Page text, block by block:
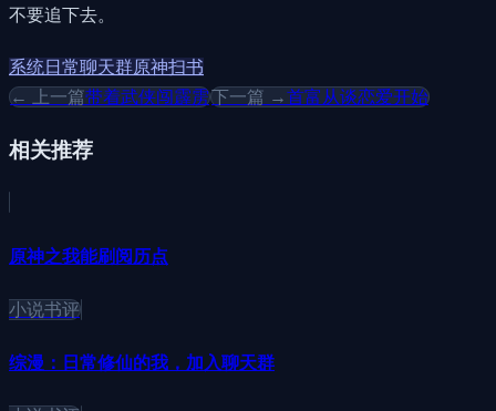
不要追下去。
系统日常聊天群原神扫书
← 上一篇带着武侠闯霹雳下一篇 →首富从谈恋爱开始
相关推荐
原神之我能刷阅历点
小说书评
综漫：日常修仙的我，加入聊天群